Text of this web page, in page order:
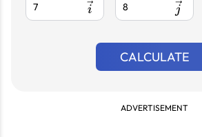
\vec i
i \vec j
j
CALCULATE
ADVERTISEMENT